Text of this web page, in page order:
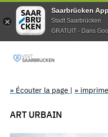
Saarbrücken
Stadt Saarbrücken
GRATUIT - Dans
» Écouter la page | »
ART URBAIN